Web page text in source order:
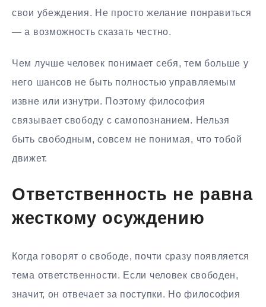
свои убеждения. Не просто желание понравиться
— а возможность сказать честно.
Чем лучше человек понимает себя, тем больше у
него шансов не быть полностью управляемым
извне или изнутри. Поэтому философия
связывает свободу с самопознанием. Нельзя
быть свободным, совсем не понимая, что тобой
движет.
Ответственность не равна
жесткому осуждению
Когда говорят о свободе, почти сразу появляется
тема ответственности. Если человек свободен,
значит, он отвечает за поступки. Но философия